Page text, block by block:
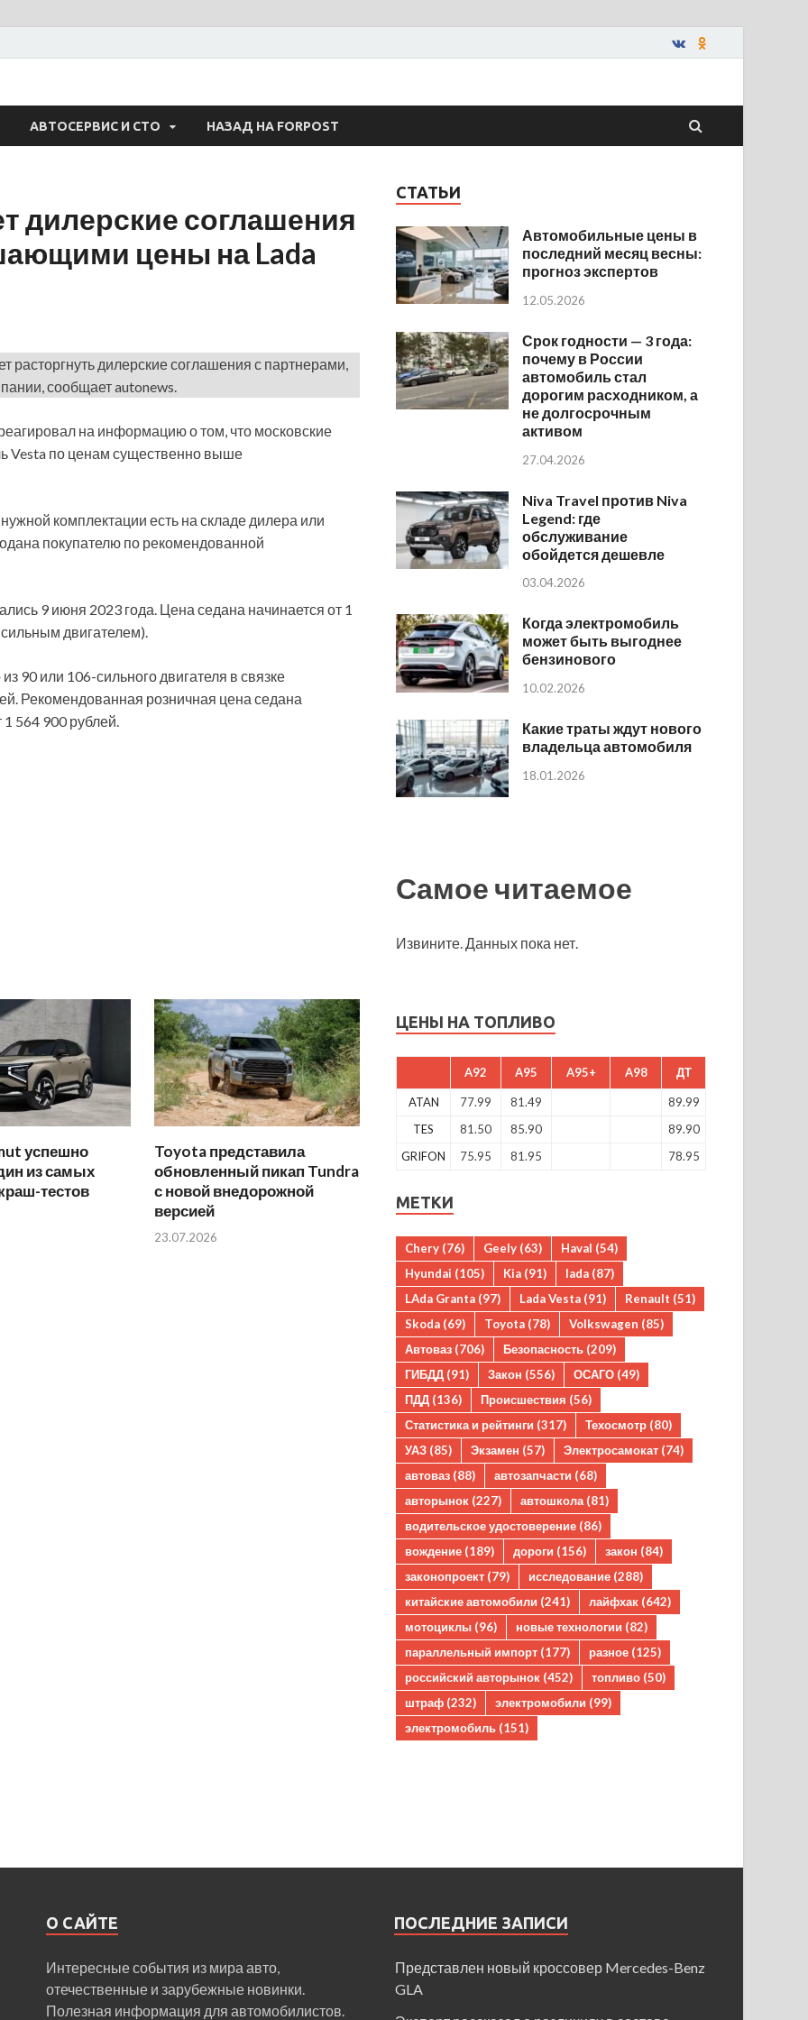
АВТОСЕРВИС И СТО НАЗАД НА FORPOST
дилерские соглашения
цены на Lada
расторгнуть дилерские соглашения с партнерами,
сообщает autonews.
на информацию о том, что московские
Vesta по ценам существенно выше
комплектации есть на складе дилера или
покупателю по рекомендованной
9 июня 2023 года. Цена седана начинается от 1
двигателем).
90 или 106-сильного двигателя в связке
Рекомендованная розничная цена седана
1 564 900 рублей.
успешно
из самых
тестов
Toyota представила
обновленный пикап Tundra
с новой внедорожной
версией
23.07.2026
СТАТЬИ
Автомобильные цены в
последний месяц весны:
прогноз экспертов
12.05.2026
Срок годности — 3 года:
почему в России
автомобиль стал
дорогим расходником, а
не долгосрочным
активом
27.04.2026
Niva Travel против Niva
Legend: где
обслуживание
обойдется дешевле
03.04.2026
Когда электромобиль
может быть выгоднее
бензинового
10.02.2026
Какие траты ждут нового
владельца автомобиля
18.01.2026
Самое читаемое
Извините. Данных пока нет.
ЦЕНЫ НА ТОПЛИВО
A92 A95 A95+ A98 ДТ
ATAN 77.99 81.49
89.99
TES
81.50 85.90
89.90
GRIFON
75.95 81.95 78.95
МЕТКИ
Chery (76) Geely (63) Haval (54)
Hyundai (105) Kia (91) lada (87)
LAda Granta (97) Lada Vesta (91) Renault (51)
Skoda (69) Toyota (78) Volkswagen (85)
Автоваз (706) Безопасность (209)
ГИБДД (91) Закон (556) ОСАГО (49)
ПДД (136) Происшествия (56)
Статистика и рейтинги (317) Техосмотр (80)
УАЗ (85) Экзамен (57) Электросамокат (74)
автоваз (88) автозапчасти (68)
авторынок (227) автошкола (81)
водительское удостоверение (86)
вождение (189) дороги (156) закон (84)
законопроект (79) исследование (288)
китайские автомобили (241) лайфхак (642)
мотоциклы (96) новые технологии (82)
параллельный импорт (177) разное (125)
российский авторынок (452) топливо (50)
штраф (232) электромобили (99)
электромобиль (151)
О САЙТЕ
Интересные события из мира авто,
отечественные и зарубежные новинки.
Полезная информация для автомобилистов.
ПОСЛЕДНИЕ ЗАПИСИ
Представлен новый кроссовер Mercedes-Benz
GLA